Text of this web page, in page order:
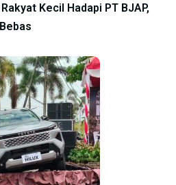
Kecil Hadapi PT BJAP,